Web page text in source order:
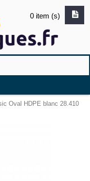
0 item (s)
Oval HDPE blanc 28.410